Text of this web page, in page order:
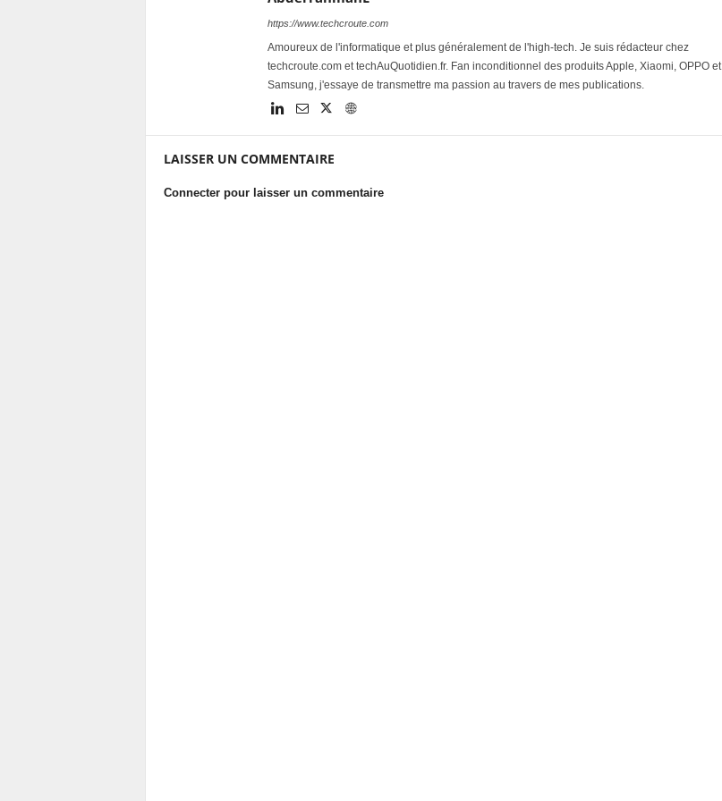
https://www.techcroute.com
Amoureux de l'informatique et plus généralement de l'high-tech. Je suis rédacteur chez
techcroute.com et techAuQuotidien.fr. Fan inconditionnel des produits Apple, Xiaomi, OPPO et
Samsung, j'essaye de transmettre ma passion au travers de mes publications.
LAISSER UN COMMENTAIRE
Connecter pour laisser un commentaire